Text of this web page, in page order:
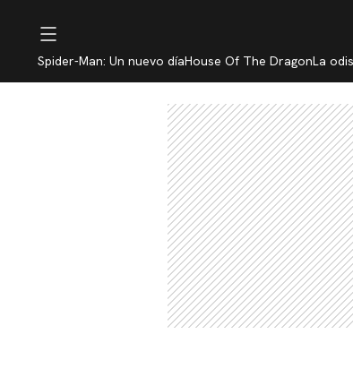
Spider-Man: Un nuevo díaHouse Of The DragonLa